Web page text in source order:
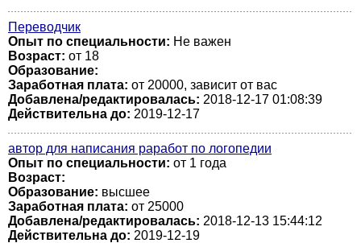
Переводчик
Опыт по специальности: Не важен
Возраст: от 18
Образование:
Заработная плата: от 20000, зависит от вас
Добавлена/редактировалась: 2018-12-17 01:08:39
Действительна до: 2019-12-17
автор для написания раработ по логопедии
Опыт по специальности: от 1 года
Возраст:
Образование: высшее
Заработная плата: от 25000
Добавлена/редактировалась: 2018-12-13 15:44:12
Действительна до: 2019-12-19